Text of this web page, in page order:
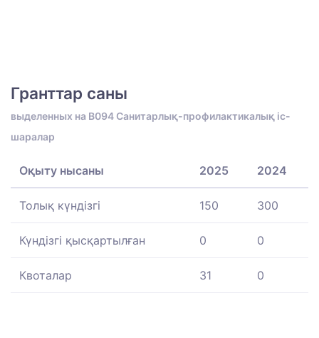
Гранттар саны
выделенных на B094 Санитарлық-профилактикалық іс-
шаралар
Оқыту нысаны 2025 2024
Толық күндізгі 150 300
Күндізгі қысқартылған 0 0
Квоталар 31 0